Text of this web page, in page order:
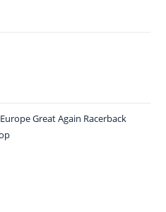
Great Again Racerback